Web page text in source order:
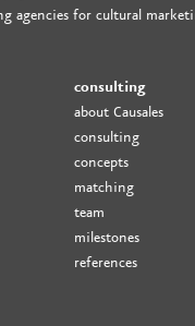
agencies for cultural
consulting
about Causales
consulting
concepts
matching
team
milestones
references